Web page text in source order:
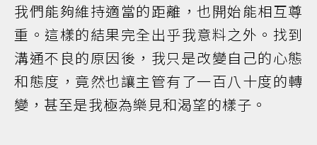
我們能夠維持適當的距離，也開始能相互尊
重。這樣的結果完全出乎我意料之外。找到
溝通不良的原因後，我只是改變自己的心態
和態度，竟然也讓主管有了一百八十度的轉
變，甚至是我極為樂見和渴望的樣子。